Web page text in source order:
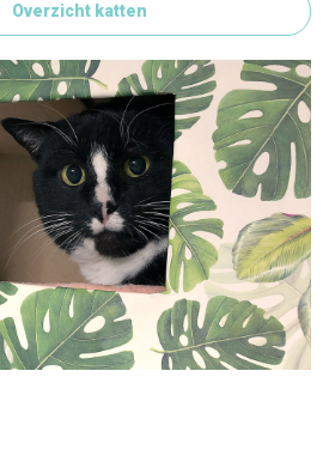
Overzicht katten